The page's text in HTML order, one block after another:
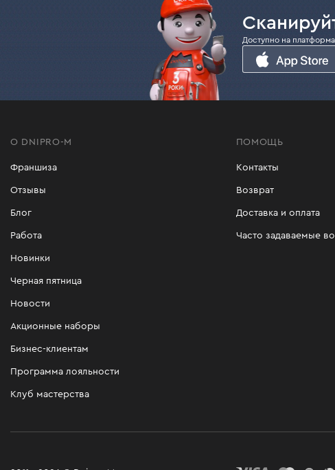
Доступно на
О DNIPRO-M
Франшиза
Отзывы
Блог
Работа
Новинки
Черная пятница
Новости
Акционные наборы
Бизнес-клиентам
Программа лояльности
Клуб мастерства
ПОМОЩЬ
Контакты
Возврат
Доставка и оплата
Часто задаваемые